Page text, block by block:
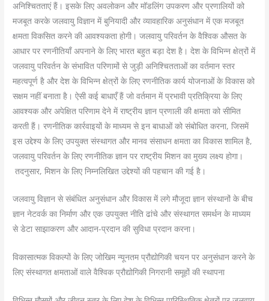
अनिश्चितताएं हैं। इसके लिए अवलोकन और मॉडलिंग उपकरण और प्रणालियों को
मजबूत करके जलवायु विज्ञान में बुनियादी और व्यावहारिक अनुसंधान में एक मजबूत
क्षमता विकसित करने की आवश्यकता होगी। जलवायु परिवर्तन के वैश्विक औसत के
आधार पर रणनीतियाँ अपनाने के लिए भारत बहुत बड़ा देश है। देश के विभिन्न क्षेत्रों में
जलवायु परिवर्तन के संभावित परिणामों से जुड़ी अनिश्चितताओं का वर्तमान स्तर
महत्वपूर्ण है और देश के विभिन्न क्षेत्रों के लिए रणनीतिक कार्य योजनाओं के विकास को
सक्षम नहीं बनाता है। ऐसी कई बाधाएँ हैं जो वर्तमान में प्रभावी प्रतिक्रिया के लिए
आवश्यक और अपेक्षित परिणाम देने में राष्ट्रीय ज्ञान प्रणाली की क्षमता को सीमित
करती हैं। रणनीतिक कार्रवाइयों के माध्यम से इन बाधाओं को संबोधित करना, जिसमें
इस उद्देश्य के लिए उपयुक्त संस्थागत और मानव संसाधन क्षमता का विकास शामिल है,
जलवायु परिवर्तन के लिए रणनीतिक ज्ञान पर राष्ट्रीय मिशन का मुख्य लक्ष्य होगा।
तदनुसार, मिशन के लिए निम्नलिखित उद्देश्यों की पहचान की गई है।
जलवायु विज्ञान से संबंधित अनुसंधान और विकास में लगे मौजूदा ज्ञान संस्थानों के बीच
ज्ञान नेटवर्क का निर्माण और एक उपयुक्त नीति ढांचे और संस्थागत समर्थन के माध्यम
से डेटा साझाकरण और आदान-प्रदान की सुविधा प्रदान करना।
विकासात्मक विकल्पों के लिए जोखिम न्यूनतम प्रौद्योगिकी चयन पर अनुसंधान करने के
लिए संस्थागत क्षमताओं वाले वैश्विक प्रौद्योगिकी निगरानी समूहों की स्थापना